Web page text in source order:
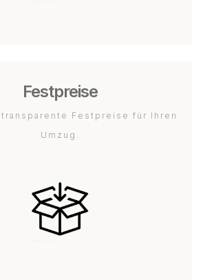
Festpreise
Festpreise für Ihren
Umzug.